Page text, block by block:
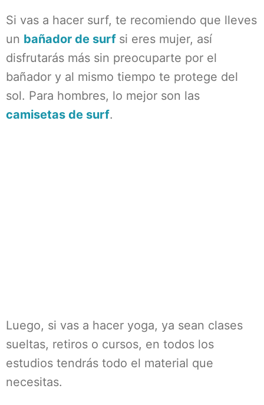
Si vas a hacer surf, te recomiendo que lleves
un bañador de surf si eres mujer, así
disfrutarás más sin preocuparte por el
bañador y al mismo tiempo te protege del
sol. Para hombres, lo mejor son las
camisetas de surf.
Luego, si vas a hacer yoga, ya sean clases
sueltas, retiros o cursos, en todos los
estudios tendrás todo el material que
necesitas.